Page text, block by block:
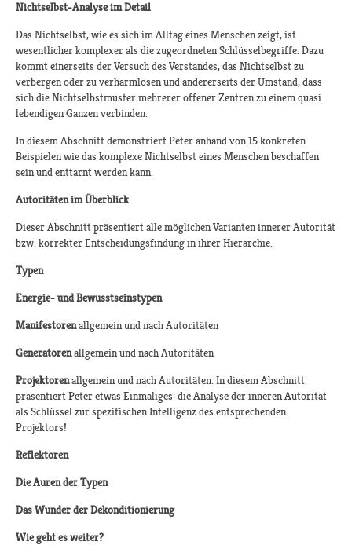
Nichtselbst-Analyse im Detail
Das Nichtselbst, wie es sich im Alltag eines Menschen zeigt, ist
wesentlicher komplexer als die zugeordneten Schlüsselbegriffe. Dazu
kommt einerseits der Versuch des Verstandes, das Nichtselbst zu
verbergen oder zu verharmlosen und andererseits der Umstand, dass
sich die Nichtselbstmuster mehrerer offener Zentren zu einem quasi
lebendigen Ganzen verbinden.
In diesem Abschnitt demonstriert Peter anhand von 15 konkreten
Beispielen wie das komplexe Nichtselbst eines Menschen beschaffen
sein und enttarnt werden kann.
Autoritäten im Überblick
Dieser Abschnitt präsentiert alle möglichen Varianten innerer Autorität
bzw. korrekter Entscheidungsfindung in ihrer Hierarchie.
Typen
Energie- und Bewusstseinstypen
Manifestorenallgemein und nach Autoritäten
Generatorenallgemein und nach Autoritäten
Projektorenallgemein und nach Autoritäten. In diesem Abschnitt
präsentiert Peter etwas Einmaliges: die Analyse der inneren Autorität
als Schlüssel zur spezifischen Intelligenz des entsprechenden
Projektors!
Reflektoren
Die Auren der Typen
Das Wunder der Dekonditionierung
Wie geht es weiter?